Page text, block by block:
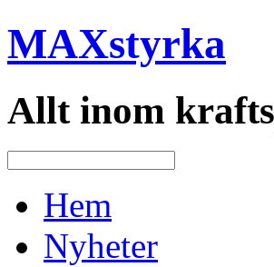
MAXstyrka
Allt inom
Hem
Nyheter